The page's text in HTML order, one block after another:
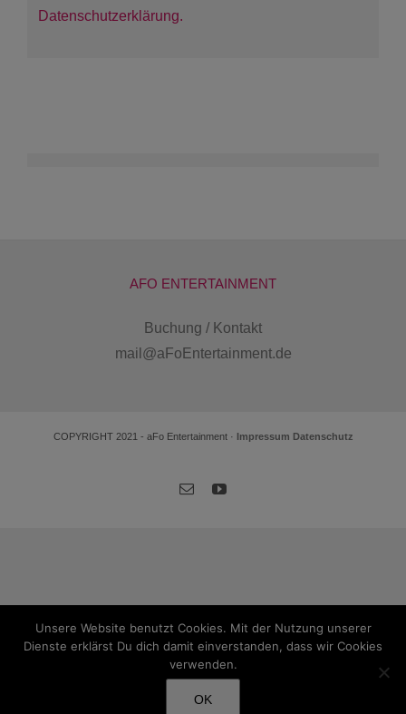
Datenschutzerklärung.
AFO ENTERTAINMENT
Buchung / Kontakt
mail@aFoEntertainment.de
COPYRIGHT 2021 - aFo Entertainment · Impressum Datenschutz
E-
YouTube
Unsere Website benutzt Cookies. Mit der Nutzung unserer
Dienste erklärst Du dich damit einverstanden, dass wir Cookies
verwenden.
OK